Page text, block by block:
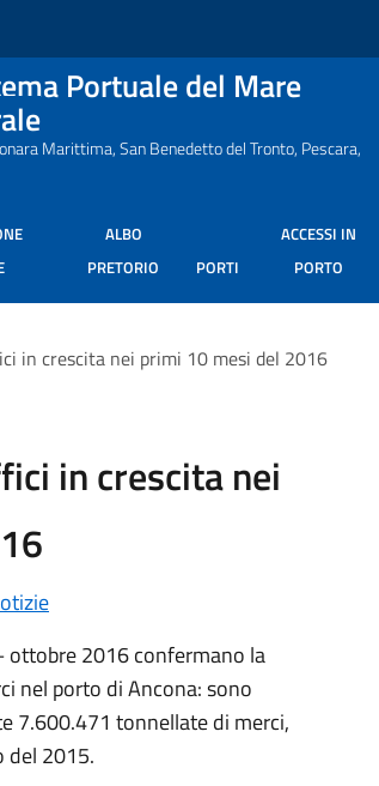
Portuale del Mare
Marittima, San Benedetto del Tronto, Pescara,
ALBO
PRETORIO
PORTI
ACCESSI IN
PORTO
in crescita nei primi 10 mesi del 2016
in crescita nei
ottobre 2016 confermano la
nel porto di Ancona: sono
7.600.471 tonnellate di merci,
del 2015.